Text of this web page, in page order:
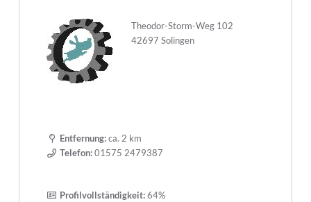
Theodor-Storm-Weg 102
42697 Solingen
Entfernung:ca. 2 km
Telefon:01575 2479387
Profilvollständigkeit:64%